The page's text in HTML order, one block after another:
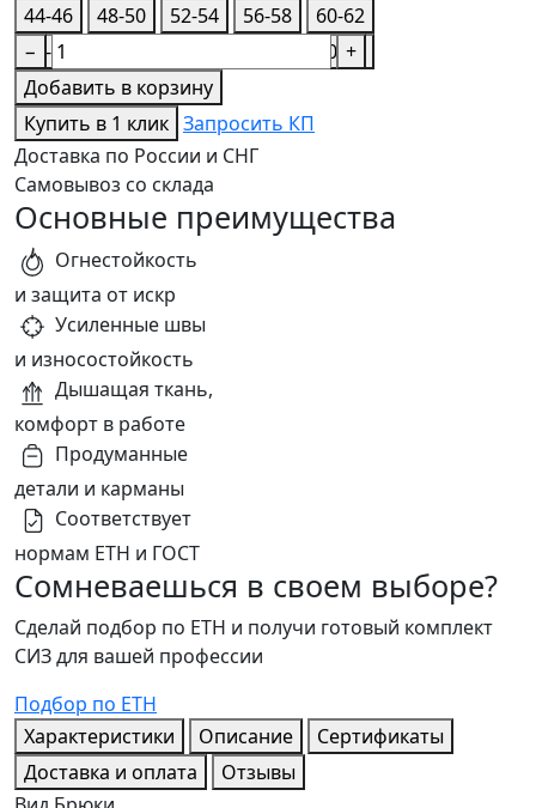
44-46
48-50 52-54 56-58
60-62
44-46
60-62
−
+
Добавить в корзину
Купить в 1 клик Запросить КП
Доставка по России и СНГ
Самовывоз со склада
Основные преимущества
Огнестойкость
и защита от искр
Усиленные швы
и износостойкость
Дышащая ткань,
комфорт в работе
Продуманные
детали и карманы
Соответствует
нормам ЕТН и ГОСТ
Сомневаешься в своем выборе?
Сделай подбор по ЕТН и получи готовый комплект
СИЗ для вашей профессии
Подбор по ЕТН
Характеристики
Описание
Сертификаты
Доставка и оплата
Отзывы